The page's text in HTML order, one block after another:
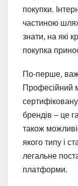
покупки.
частиною
знати, на які
покупка
По-перше,
Професійний
брендів – це
також
якого типу і
легальне
платформи.